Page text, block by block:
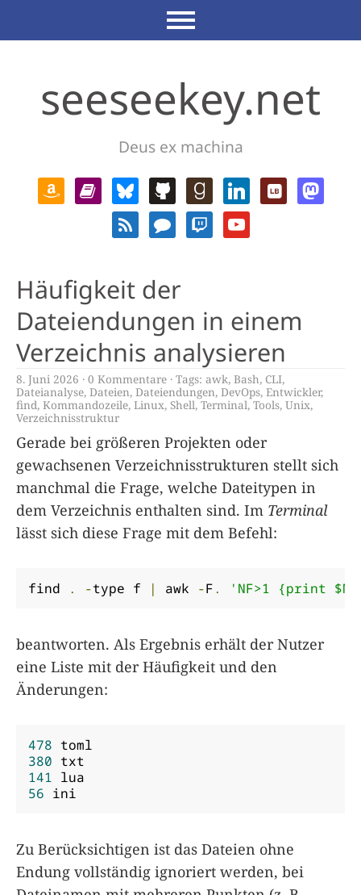
seeseekey.net
Deus ex machina
Häufigkeit der
Dateiendungen in einem
Verzeichnis analysieren
8. Juni 2026 0 Kommentare Tags: awk, Bash, CLI,
Dateianalyse, Dateien, Dateiendungen, DevOps, Entwickler,
find, Kommandozeile, Linux, Shell,Terminal,Tools, Unix,
Verzeichnisstruktur
Gerade bei größeren Projekten oder
gewachsenen Verzeichnisstrukturen stellt sich
manchmal die Frage, welche Dateitypen in
dem Verzeichnis enthalten sind. Im Terminal
lässt sich diese Frage mit dem Befehl:
find . -type f | awk -F. 'NF>1 {print
beantworten. Als Ergebnis erhält der Nutzer
eine Liste mit der Häufigkeit und den
Änderungen:
478
380
141
56 ini
Zu Berücksichtigen ist das Dateien ohne
Endung vollständig ignoriert werden, bei